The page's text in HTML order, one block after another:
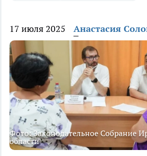
17 июля 2025 Анастасия
Фото: Законодательное Собрание
области